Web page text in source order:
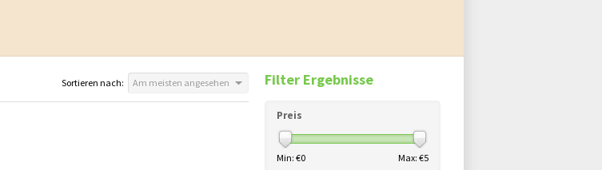
Sortieren nach: Am meisten angesehen Filter Ergebnisse
Preis
Min: €0 Max: €5